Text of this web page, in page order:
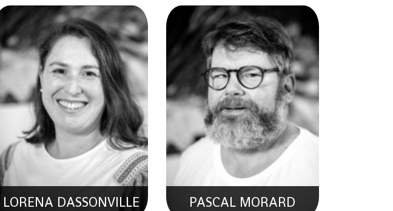
LORENA DASSONVILLE PASCAL MORARD
MAURO BERTOLDI
Développeur Full-Stack
AYMERIC SARRASIN
Développeur Full-Stack